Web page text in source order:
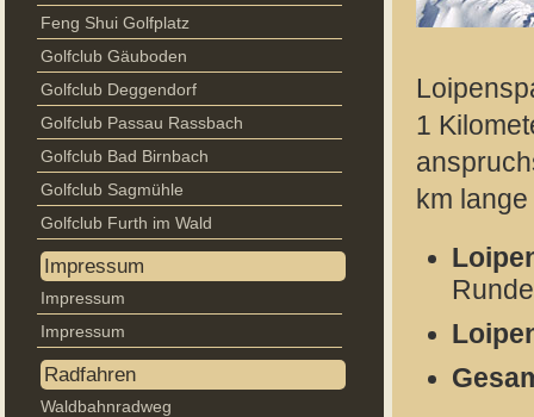
Feng Shui Golfplatz
Golfclub Gäuboden
Golfclub Deggendorf
Golfclub Passau Rassbach
Golfclub Bad Birnbach
Golfclub Sagmühle
Golfclub Furth im Wald
Impressum
Impressum
Impressum
Radfahren
Waldbahnradweg
1
km